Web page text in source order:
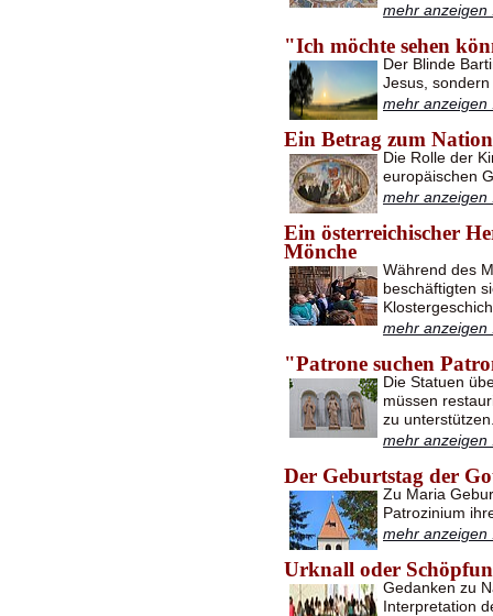
mehr anzeigen
"Ich möchte sehen
Der Blinde
Jesus,
mehr anzeigen
Ein Betrag zum
Die Rolle der
europäischen
mehr anzeigen
Ein österreichischer
Mönche
Während des
beschäftigten
mehr anzeigen
"Patrone suchen
Die Statuen
müssen
zu
mehr anzeigen
Der Geburtstag der
Zu Maria
Patrozinium
mehr anzeigen
Urknall oder
Gedanken zu
Interpretation